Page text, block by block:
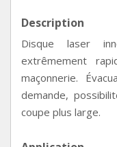
Description
Disque laser
extrêmement
maçonnerie.
demande,
coupe plus large.